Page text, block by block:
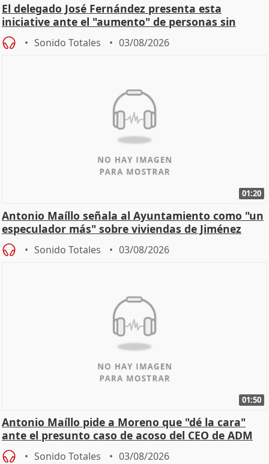
El delegado José Fernández presenta esta
iniciative ante el "aumento" de personas sin
hogar en Madri
Sonido Totales 03/08/2026
01:20
Antonio Maíllo señala al Ayuntamiento como "un
especulador más" sobre viviendas de Jiménez
Becerril
Sonido Totales 03/08/2026
01:50
Antonio Maíllo pide a Moreno que "dé la cara"
ante el presunto caso de acoso del CEO de ADM
Sonido Totales 03/08/2026